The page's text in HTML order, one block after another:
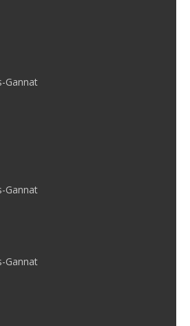
Gannat
Gannat
Gannat